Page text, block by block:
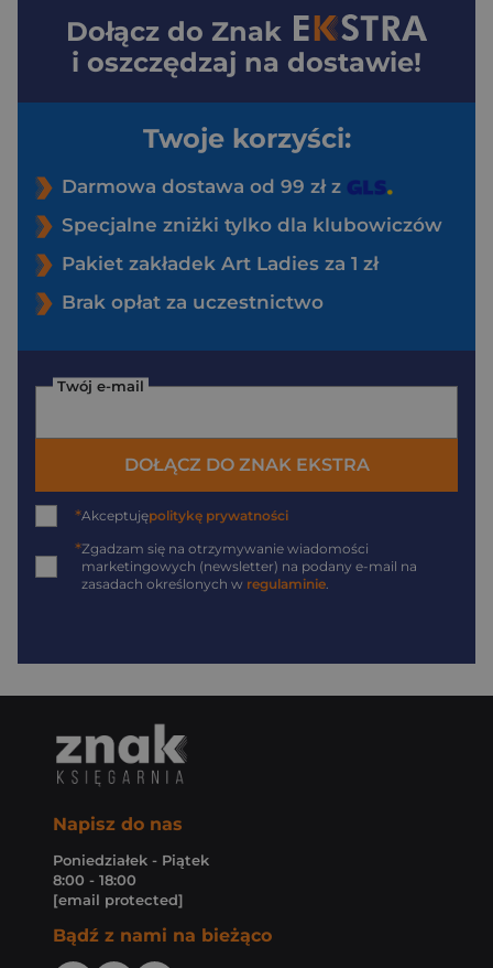
Dołącz do Znak
i oszczędzaj na dostawie!
Twoje korzyści:
Darmowa dostawa od 99 zł z
Specjalne zniżki tylko dla klubowiczów
Pakiet zakładek Art Ladies za 1 zł
Brak opłat za uczestnictwo
Twój e-mail
DOŁĄCZ DO ZNAK EKSTRA
*Akceptujępolitykę prywatności
*Zgadzam się na otrzymywanie wiadomości
marketingowych (newsletter) na podany e-mail na
zasadach określonych w regulaminie.
Napisz do nas
Poniedziałek - Piątek
8:00 - 18:00
[email protected]
Bądź z nami na bieżąco